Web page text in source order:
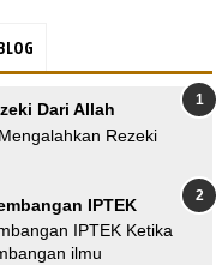
Dari Allah
Rezeki
IPTEK
IPTEK Ketika
ilmu